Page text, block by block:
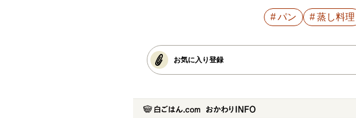
パン 蒸し料理
お気に入り登録